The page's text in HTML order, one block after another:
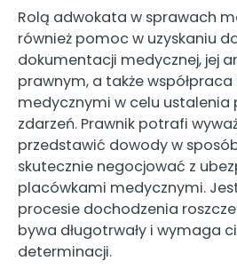
Rolą adwokata w sprawach
również pomoc w uzyskaniu
dokumentacji medycznej, jej
prawnym, a także współpraca
medycznymi w celu ustalenia
zdarzeń. Prawnik potrafi
przedstawić dowody w
skutecznie negocjować z
placówkami medycznymi.
procesie dochodzenia
bywa długotrwały i wymaga
determinacji.